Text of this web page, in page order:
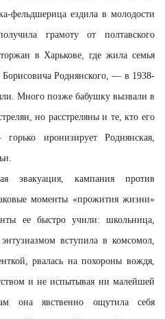
фельдшерица ездила в молодости
грамоту от полтавского
в Харькове, где жила семья
Борисовича Роднянского, — в 1938-
Много позже бабушку вызвали в
но расстреляны и те, кто его
иронизирует Роднянская,
эвакуация, кампания против
моменты «прожития жизни»
ее быстро учили: школьница,
вступила в комсомол,
рвалась на похороны вождя,
и не испытывая ни малейшей
она явственно ощутила себя